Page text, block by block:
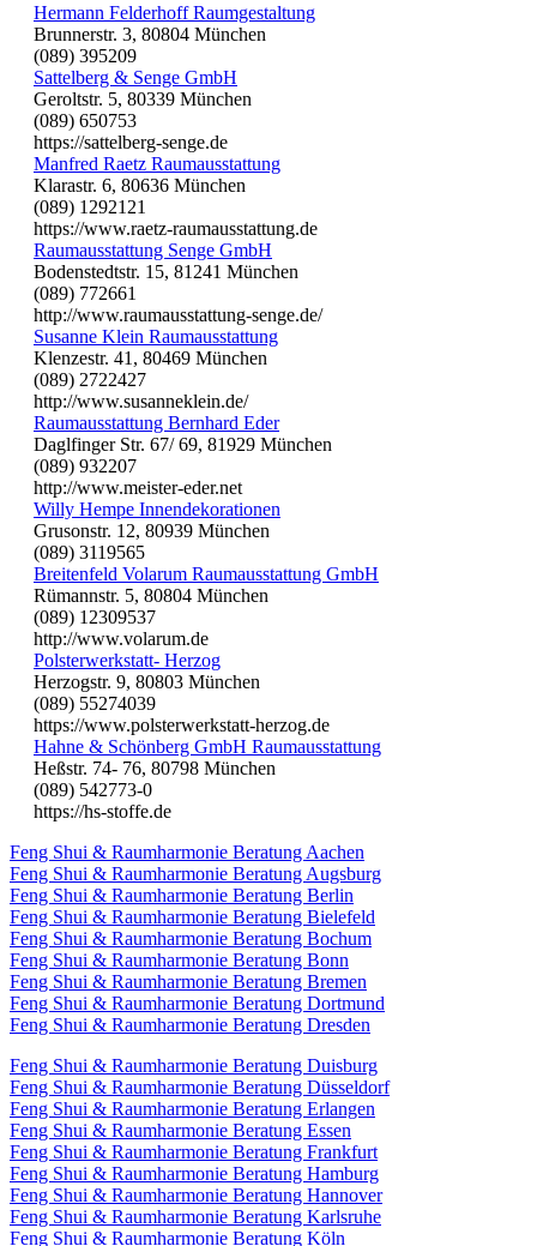
Hermann Felderhoff Raumgestaltung
Brunnerstr. 3, 80804 München
(089) 395209
Sattelberg & Senge GmbH
Geroltstr. 5, 80339 München
(089) 650753
https://sattelberg-senge.de
Manfred Raetz Raumausstattung
Klarastr. 6, 80636 München
(089) 1292121
https://www.raetz-raumausstattung.de
Raumausstattung Senge GmbH
Bodenstedtstr. 15, 81241 München
(089) 772661
http://www.raumausstattung-senge.de/
Susanne Klein Raumausstattung
Klenzestr. 41, 80469 München
(089) 2722427
http://www.susanneklein.de/
Raumausstattung Bernhard Eder
Daglfinger Str. 67/ 69, 81929 München
(089) 932207
http://www.meister-eder.net
Willy Hempe Innendekorationen
Grusonstr. 12, 80939 München
(089) 3119565
Breitenfeld Volarum Raumausstattung GmbH
Rümannstr. 5, 80804 München
(089) 12309537
http://www.volarum.de
Polsterwerkstatt- Herzog
Herzogstr. 9, 80803 München
(089) 55274039
https://www.polsterwerkstatt-herzog.de
Hahne & Schönberg GmbH Raumausstattung
Heßstr. 74- 76, 80798 München
(089) 542773-0
https://hs-stoffe.de
Feng Shui & Raumharmonie Beratung Aachen
Feng Shui & Raumharmonie Beratung Augsburg
Feng Shui & Raumharmonie Beratung Berlin
Feng Shui & Raumharmonie Beratung Bielefeld
Feng Shui & Raumharmonie Beratung Bochum
Feng Shui & Raumharmonie Beratung Bonn
Feng Shui & Raumharmonie Beratung Bremen
Feng Shui & Raumharmonie Beratung Dortmund
Feng Shui & Raumharmonie Beratung Dresden
Feng Shui & Raumharmonie Beratung Duisburg
Feng Shui & Raumharmonie Beratung Düsseldorf
Feng Shui & Raumharmonie Beratung Erlangen
Feng Shui & Raumharmonie Beratung Essen
Feng Shui & Raumharmonie Beratung Frankfurt
Feng Shui & Raumharmonie Beratung Hamburg
Feng Shui & Raumharmonie Beratung Hannover
Feng Shui & Raumharmonie Beratung Karlsruhe
Feng Shui & Raumharmonie Beratung Köln